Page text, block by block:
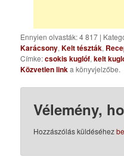
Ennyien olvasták: 4 817 |
Karácsony,Kelt tészták,
Címke:csokis kuglóf,kelt
Közvetlen linka könyvjelzőbe.
Vélemény,
Hozzászólás küldéséhez